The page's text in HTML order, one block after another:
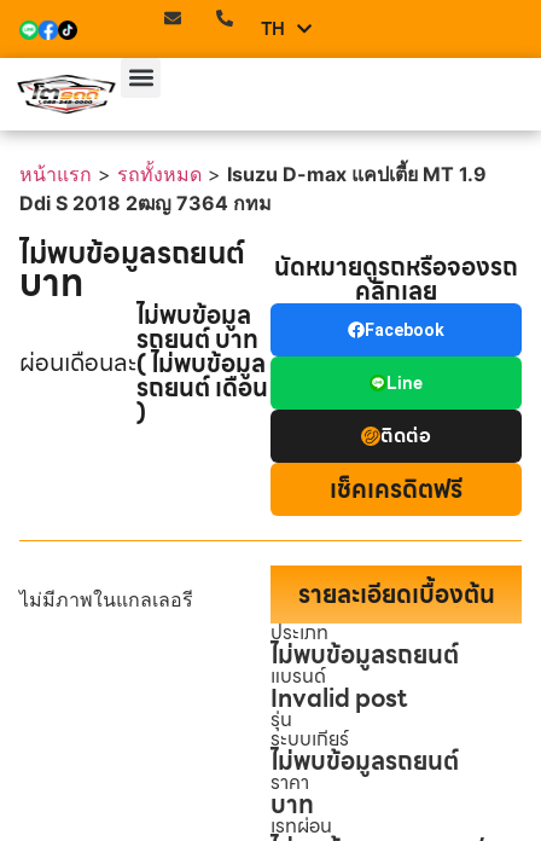
TH
EN
หน้าแรก > รถทั้งหมด > Isuzu D-max แคปเตี้ย MT 1.9
Ddi S 2018 2ฒญ 7364 กทม
ไม่พบข้อมูลรถยนต์
บาท
ผ่อนเดือนละ
ไม่พบข้อมูล
รถยนต์ บาท
( ไม่พบข้อมูล
รถยนต์ เดือน
)
นัดหมายดูรถหรือจองรถ
คลิกเลย
Facebook
Line
ติดต่อ
เช็คเครดิตฟรี
ไม่มีภาพในแกลเลอรี รายละเอียดเบื้องต้น
ประเภท
ไม่พบข้อมูลรถยนต์
แบรนด์
Invalid post
รุ่น
ระบบเกียร์
ไม่พบข้อมูลรถยนต์
ราคา
บาท
เรทผ่อน